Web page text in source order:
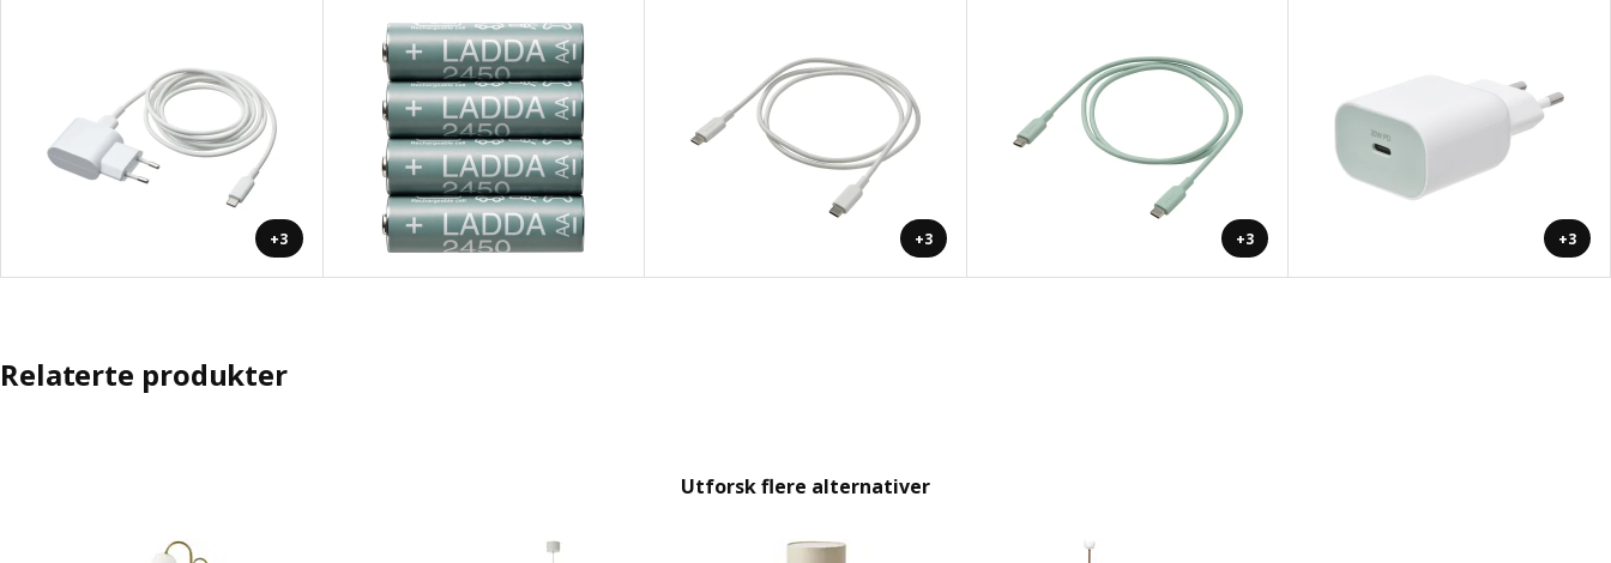
+3 +3 +3 +3
Relaterte produkter
Utforsk flere alternativer